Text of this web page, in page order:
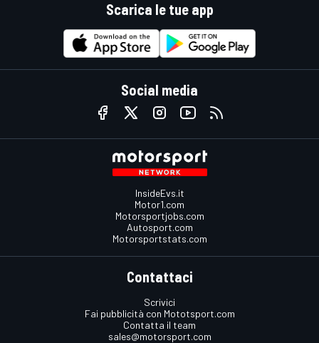
Scarica le tue app
Social media
InsideEvs.it
Motor1.com
Motorsportjobs.com
Autosport.com
Motorsportstats.com
Contattaci
Scrivici
Fai pubblicità con Mototsport.com
Contatta il team
sales@motorsport.com